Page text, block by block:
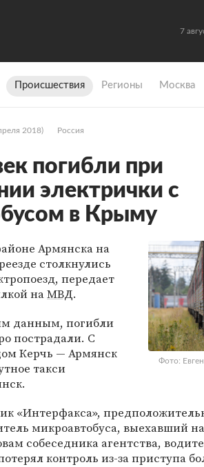
7
Происшествия Регионы Москва
2018) Россия
погибли при
электрички с
в Крыму
Фото:
Армянска на
столкнулись
передает
наМВД.
данным, погибли
пострадали. С
Керчь — Армянск
такси
«Интерфакса»,
микроавтобуса, выехавший
собеседника агентства,
контроль из-за приступа